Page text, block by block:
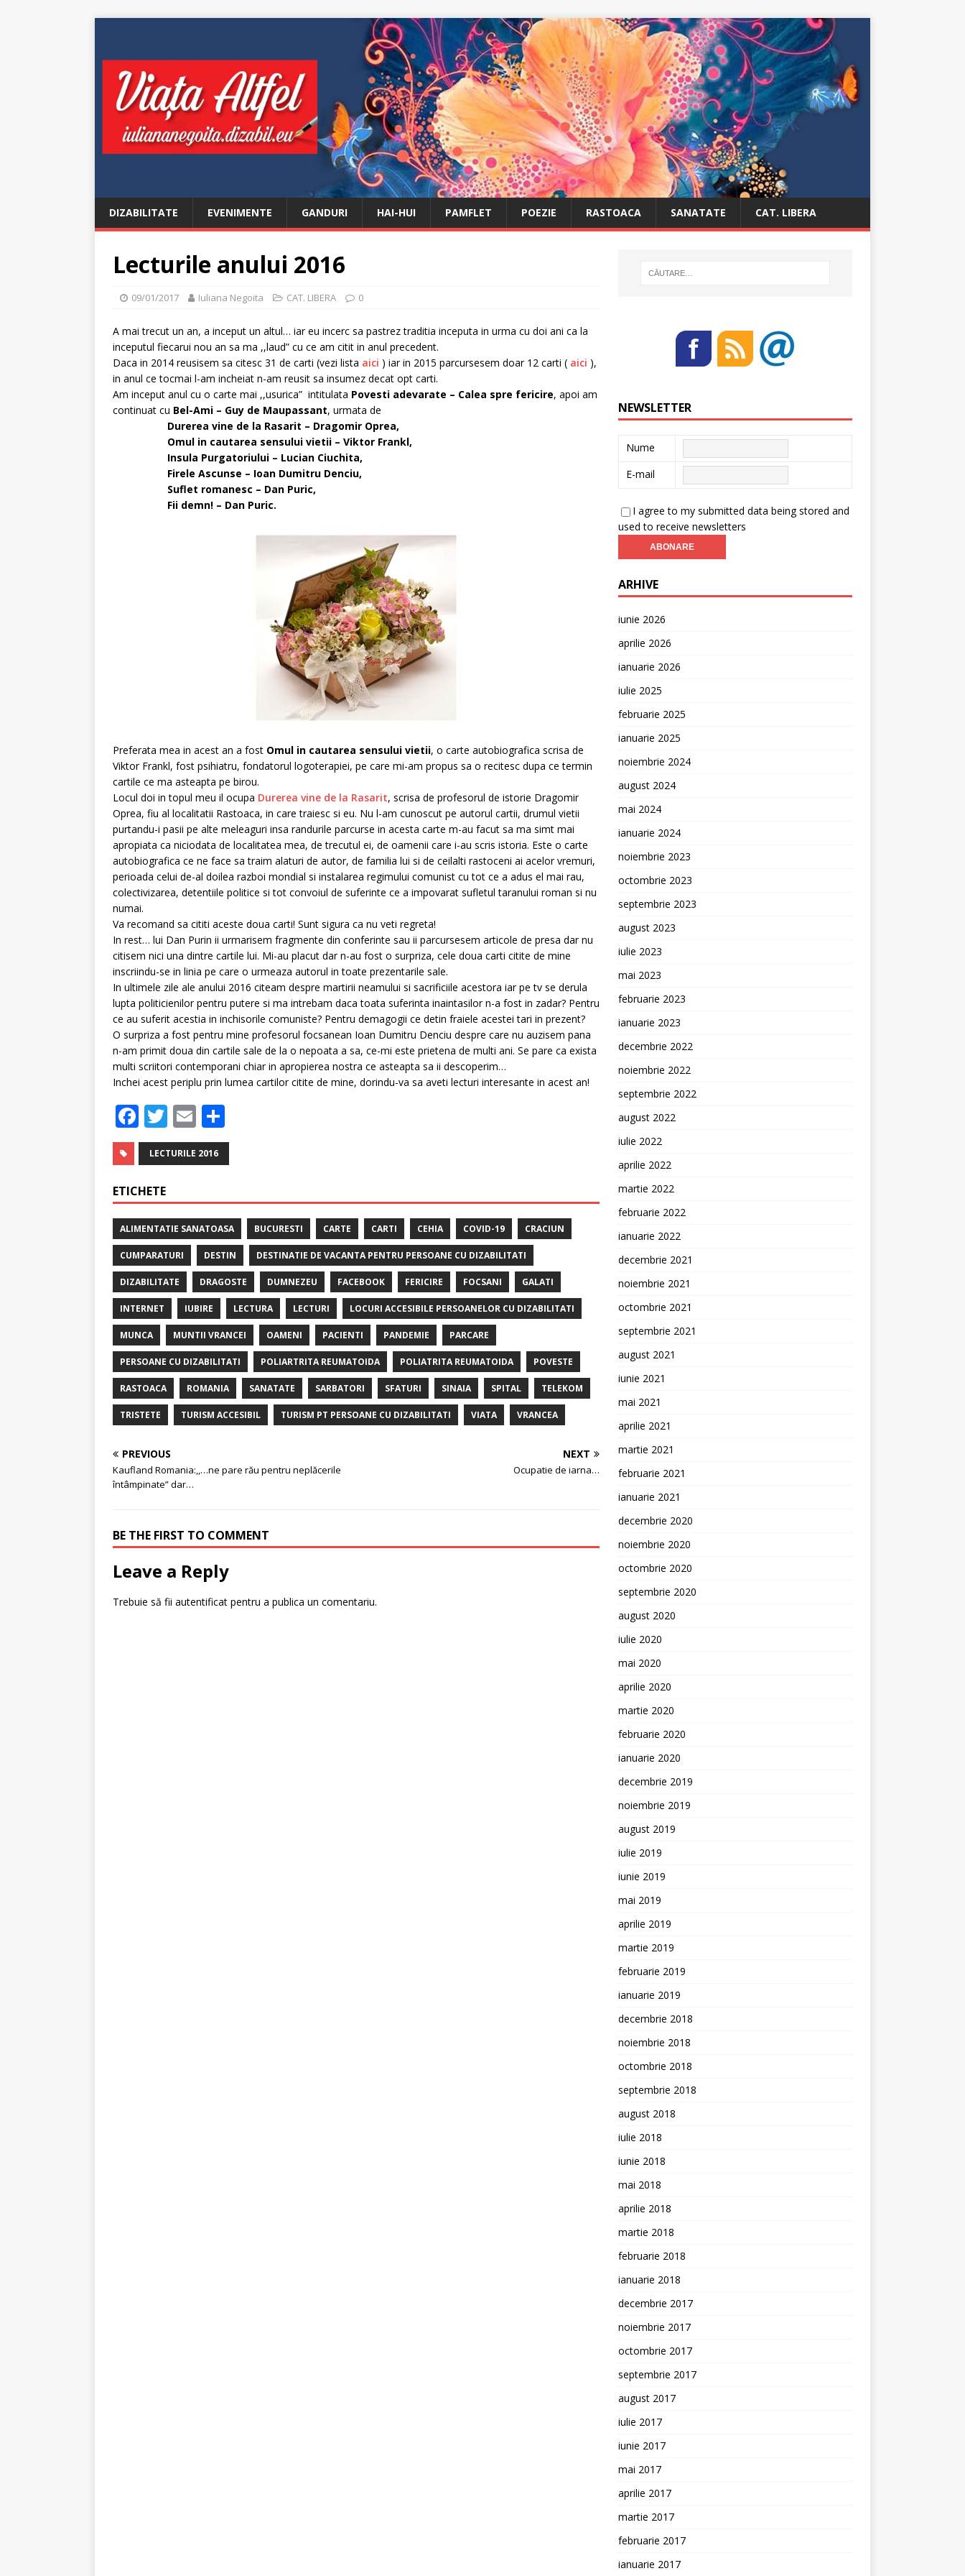
DIZABILITATE EVENIMENTE GANDURI HAI-HUI PAMFLET POEZIE RASTOACA SANATATE CAT. LIBERA
Lecturile anului 2016
09/01/2017 Iuliana Negoita CAT. LIBERA 0
A mai trecut un an, a inceput un altul… iar eu incerc sa pastrez traditia inceputa in urma cu doi ani ca la
inceputul fiecarui nou an sa ma ,,laud” cu ce am citit in anul precedent.
Daca in 2014 reusisem sa citesc 31 de carti (vezi lista aici ) iar in 2015 parcursesem doar 12 carti ( aici ),
in anul ce tocmai l-am incheiat n-am reusit sa insumez decat opt carti.
Am inceput anul cu o carte mai ,,usurica” intitulata Povesti adevarate – Calea spre fericire, apoi am
continuat cu Bel-Ami – Guy de Maupassant, urmata de
Durerea vine de la Rasarit – Dragomir Oprea,
Omul in cautarea sensului vietii – Viktor Frankl,
Insula Purgatoriului – Lucian Ciuchita,
Firele Ascunse – Ioan Dumitru Denciu,
Suflet romanesc – Dan Puric,
Fii demn! – Dan Puric.
Preferata mea in acest an a fost Omul in cautarea sensului vietii, o carte autobiografica scrisa de
Viktor Frankl, fost psihiatru, fondatorul logoterapiei, pe care mi-am propus sa o recitesc dupa ce termin
cartile ce ma asteapta pe birou.
Locul doi in topul meu il ocupa Durerea vine de la Rasarit, scrisa de profesorul de istorie Dragomir
Oprea, fiu al localitatii Rastoaca, in care traiesc si eu. Nu l-am cunoscut pe autorul cartii, drumul vietii
purtandu-i pasii pe alte meleaguri insa randurile parcurse in acesta carte m-au facut sa ma simt mai
apropiata ca niciodata de localitatea mea, de trecutul ei, de oamenii care i-au scris istoria. Este o carte
autobiografica ce ne face sa traim alaturi de autor, de familia lui si de ceilalti rastoceni ai acelor vremuri,
perioada celui de-al doilea razboi mondial si instalarea regimului comunist cu tot ce a adus el mai rau,
colectivizarea, detentiile politice si tot convoiul de suferinte ce a impovarat sufletul taranului roman si nu
numai.
Va recomand sa cititi aceste doua carti! Sunt sigura ca nu veti regreta!
In rest… lui Dan Purin ii urmarisem fragmente din conferinte sau ii parcursesem articole de presa dar nu
citisem nici una dintre cartile lui. Mi-au placut dar n-au fost o surpriza, cele doua carti citite de mine
inscriindu-se in linia pe care o urmeaza autorul in toate prezentarile sale.
In ultimele zile ale anului 2016 citeam despre martirii neamului si sacrificiile acestora iar pe tv se derula
lupta politicienilor pentru putere si ma intrebam daca toata suferinta inaintasilor n-a fost in zadar? Pentru
ce au suferit acestia in inchisorile comuniste? Pentru demagogii ce detin fraiele acestei tari in prezent?
O surpriza a fost pentru mine profesorul focsanean Ioan Dumitru Denciu despre care nu auzisem pana
n-am primit doua din cartile sale de la o nepoata a sa, ce-mi este prietena de multi ani. Se pare ca exista
multi scriitori contemporani chiar in apropierea nostra ce asteapta sa ii descoperim…
Inchei acest periplu prin lumea cartilor citite de mine, dorindu-va sa aveti lecturi interesante in acest an!
F
a
c
e
b
o
o
k
T
w
it
r
E
m
ai
ar
ta
a
z
ă
LECTURILE 2016
ETICHETE
ALIMENTATIE SANATOASA BUCURESTI CARTE CARTI CEHIA COVID-19 CRACIUN
CUMPARATURI DESTIN DESTINATIE DE VACANTA PENTRU PERSOANE CU DIZABILITATI
DIZABILITATE DRAGOSTE DUMNEZEU FACEBOOK FERICIRE FOCSANI GALATI
INTERNET IUBIRE LECTURA LECTURI LOCURI ACCESIBILE PERSOANELOR CU DIZABILITATI
MUNCA MUNTII VRANCEI OAMENI PACIENTI PANDEMIE PARCARE
PERSOANE CU DIZABILITATI POLIARTRITA REUMATOIDA POLIATRITA REUMATOIDA POVESTE
RASTOACA ROMANIA SANATATE SARBATORI SFATURI SINAIA SPITAL TELEKOM
TRISTETE TURISM ACCESIBIL TURISM PT PERSOANE CU DIZABILITATI VIATA VRANCEA
PREVIOUS
Kaufland Romania:,,…ne pare rău pentru neplăcerile
întâmpinate” dar…
NEXT
Ocupatie de iarna…
BE THE FIRST TO COMMENT
Leave a Reply
Trebuie să fii autentificat pentru a publica un comentariu.
NEWSLETTER
Nume
E-mail
I agree to my submitted data being stored and
used to receive newsletters
ARHIVE
iunie 2026
aprilie 2026
ianuarie 2026
iulie 2025
februarie 2025
ianuarie 2025
noiembrie 2024
august 2024
mai 2024
ianuarie 2024
noiembrie 2023
octombrie 2023
septembrie 2023
august 2023
iulie 2023
mai 2023
februarie 2023
ianuarie 2023
decembrie 2022
noiembrie 2022
septembrie 2022
august 2022
iulie 2022
aprilie 2022
martie 2022
februarie 2022
ianuarie 2022
decembrie 2021
noiembrie 2021
octombrie 2021
septembrie 2021
august 2021
iunie 2021
mai 2021
aprilie 2021
martie 2021
februarie 2021
ianuarie 2021
decembrie 2020
noiembrie 2020
octombrie 2020
septembrie 2020
august 2020
iulie 2020
mai 2020
aprilie 2020
martie 2020
februarie 2020
ianuarie 2020
decembrie 2019
noiembrie 2019
august 2019
iulie 2019
iunie 2019
mai 2019
aprilie 2019
martie 2019
februarie 2019
ianuarie 2019
decembrie 2018
noiembrie 2018
octombrie 2018
septembrie 2018
august 2018
iulie 2018
iunie 2018
mai 2018
aprilie 2018
martie 2018
februarie 2018
ianuarie 2018
decembrie 2017
noiembrie 2017
octombrie 2017
septembrie 2017
august 2017
iulie 2017
iunie 2017
mai 2017
aprilie 2017
martie 2017
februarie 2017
ianuarie 2017